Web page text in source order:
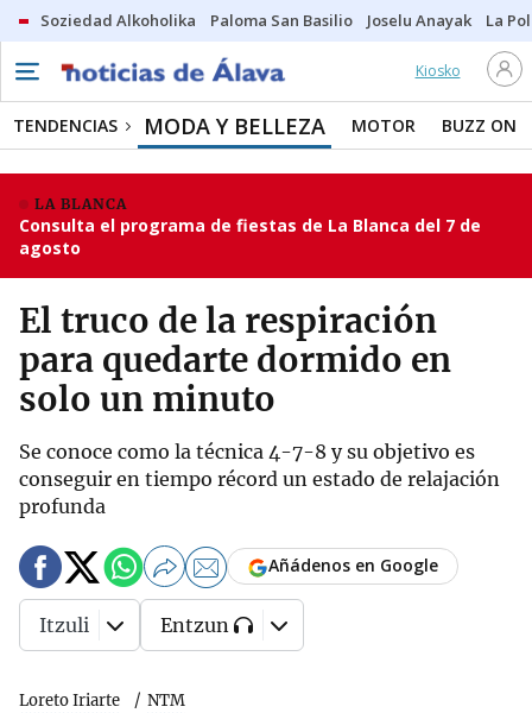
Soziedad Alkoholika Paloma San Basilio Joselu Anayak La
Kiosko
TENDENCIAS MODA Y BELLEZA MOTOR BUZZ ON
LA BLANCA
Consulta el programa de fiestas de La Blanca del 7 de
agosto
El truco de la respiración
para quedarte dormido en
solo un minuto
Se conoce como la técnica 4-7-8 y su objetivo es
conseguir en tiempo récord un estado de relajación
profunda
Loreto Iriarte NTM
Añádenos en Google
Itzuli Entzun